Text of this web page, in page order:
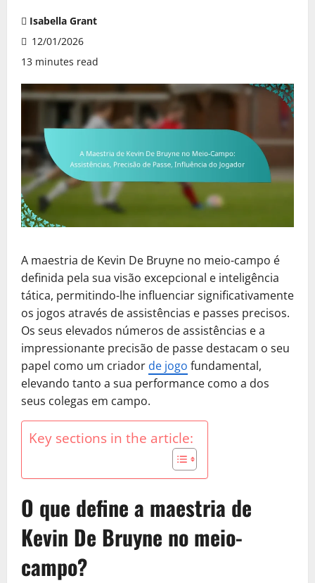
Isabella Grant
12/01/2026
13 minutes read
A maestria de Kevin De Bruyne no meio-campo é
definida pela sua visão excepcional e inteligência
tática, permitindo-lhe influenciar significativamente
os jogos através de assistências e passes precisos.
Os seus elevados números de assistências e a
impressionante precisão de passe destacam o seu
papel como um criador de jogo fundamental,
elevando tanto a sua performance como a dos
seus colegas em campo.
Key sections in the article:
O que define a maestria de
Kevin De Bruyne no meio-
campo?